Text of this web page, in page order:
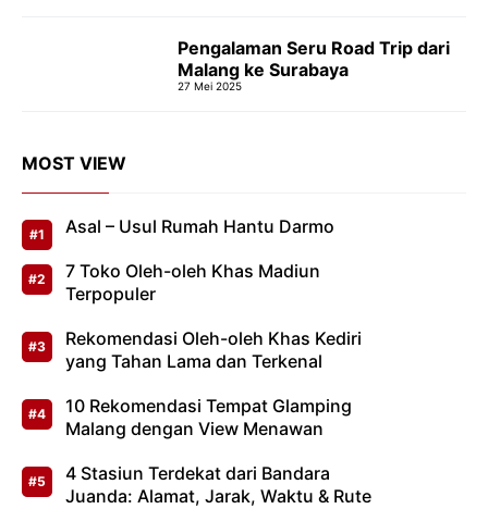
Pengalaman Seru Road Trip dari
Malang ke Surabaya
27 Mei 2025
MOST VIEW
Asal – Usul Rumah Hantu Darmo
7 Toko Oleh-oleh Khas Madiun
Terpopuler
Rekomendasi Oleh-oleh Khas Kediri
yang Tahan Lama dan Terkenal
10 Rekomendasi Tempat Glamping
Malang dengan View Menawan
4 Stasiun Terdekat dari Bandara
Juanda: Alamat, Jarak, Waktu & Rute